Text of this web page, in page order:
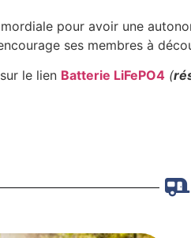
pour avoir une
ses membres à
le lien Batterie LiFePO4 (